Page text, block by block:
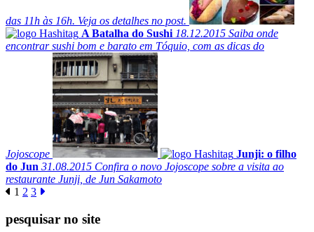
das 11h às 16h. Veja os detalhes no post.
A Batalha do Sushi 18.12.2015 Saiba onde
encontrar sushi bom e barato em Tóquio, com as dicas do
Jojoscope
Junji: o filho
do Jun 31.08.2015 Confira o novo Jojoscope sobre a visita ao
restaurante Junji, de Jun Sakamoto
1 2 3
pesquisar no site